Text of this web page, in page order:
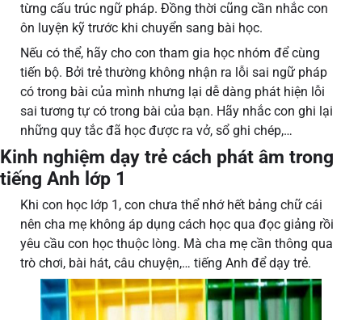
từng cấu trúc ngữ pháp. Đồng thời cũng cần nhắc con
ôn luyện kỹ trước khi chuyển sang bài học.
Nếu có thể, hãy cho con tham gia học nhóm để cùng
tiến bộ. Bởi trẻ thường không nhận ra lỗi sai ngữ pháp
có trong bài của mình nhưng lại dễ dàng phát hiện lỗi
sai tương tự có trong bài của bạn. Hãy nhắc con ghi lại
những quy tắc đã học được ra vở, sổ ghi chép,…
Kinh nghiệm dạy trẻ cách phát âm trong
tiếng Anh lớp 1
Khi con học lớp 1, con chưa thể nhớ hết bảng chữ cái
nên cha mẹ không áp dụng cách học qua đọc giảng rồi
yêu cầu con học thuộc lòng. Mà cha mẹ cần thông qua
trò chơi, bài hát, câu chuyện,… tiếng Anh để dạy trẻ.